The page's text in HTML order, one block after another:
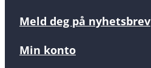
Meld deg på nyhetsbrev
Min konto